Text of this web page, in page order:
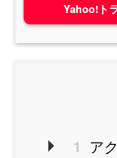
Yahoo!ト
1 ア